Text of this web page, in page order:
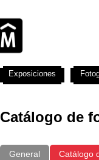
Catálogo de
General Catálogo
Exposiciones